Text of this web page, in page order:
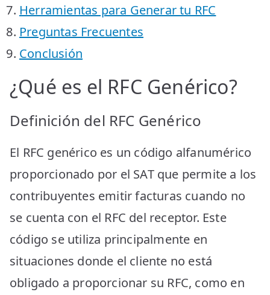
Herramientas para Generar tu RFC
Preguntas Frecuentes
Conclusión
¿Qué es el RFC Genérico?
Definición del RFC Genérico
El RFC genérico es un código alfanumérico
proporcionado por el SAT que permite a los
contribuyentes emitir facturas cuando no
se cuenta con el RFC del receptor. Este
código se utiliza principalmente en
situaciones donde el cliente no está
obligado a proporcionar su RFC, como en